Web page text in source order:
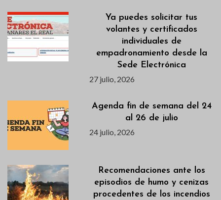
Ya puedes solicitar tus
volantes y certificados
individuales de
empadronamiento desde la
Sede Electrónica
27 julio, 2026
Agenda fin de semana del 24
al 26 de julio
24 julio, 2026
Recomendaciones ante los
episodios de humo y cenizas
procedentes de los incendios